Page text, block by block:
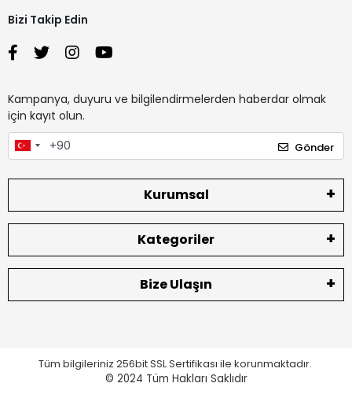
Bizi Takip Edin
Kampanya, duyuru ve bilgilendirmelerden haberdar olmak
için kayıt olun.
Gönder
Kurumsal
Kategoriler
Bize Ulaşın
Tüm bilgileriniz 256bit SSL Sertifikası ile korunmaktadır.
© 2024 Tüm Hakları Saklıdır